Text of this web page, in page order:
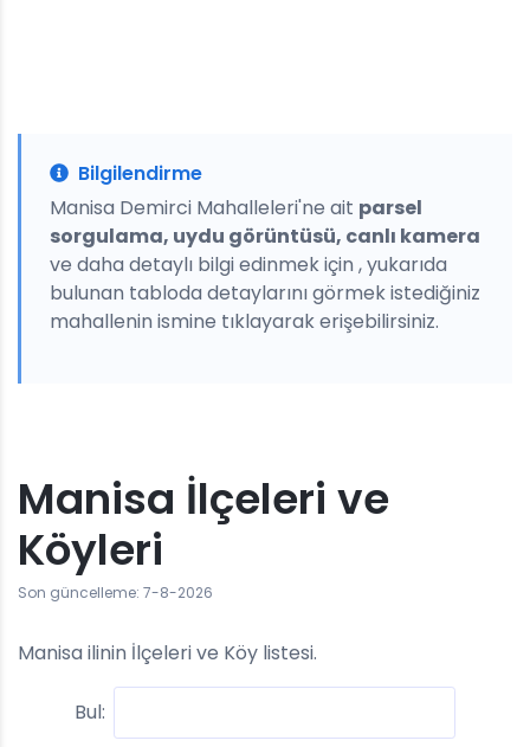
Bilgilendirme
Manisa Demirci Mahalleleri'ne ait parsel
sorgulama, uydu görüntüsü, canlı kamera
ve daha detaylı bilgi edinmek için , yukarıda
bulunan tabloda detaylarını görmek istediğiniz
mahallenin ismine tıklayarak erişebilirsiniz.
Manisa İlçeleri ve
Köyleri
Son güncelleme: 7-8-2026
Manisa ilinin İlçeleri ve Köy listesi.
Bul: